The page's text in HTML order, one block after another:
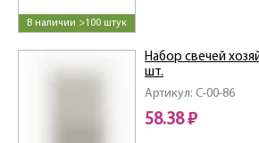
В наличии >100 штук
Артикул: C-00-86
Набор свечей
шт.
58.38 ₽